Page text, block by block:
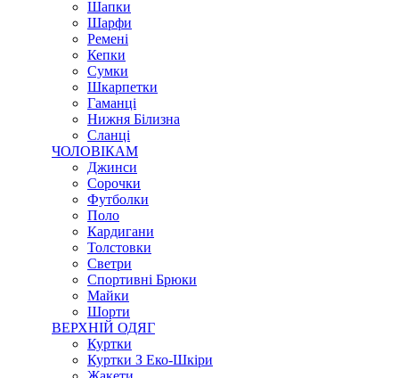
Шапки
Шарфи
Ремені
Кепки
Сумки
Шкарпетки
Гаманці
Нижня Білизна
Сланці
ЧОЛОВІКАМ
Джинси
Сорочки
Футболки
Поло
Кардигани
Толстовки
Светри
Спортивні Брюки
Майки
Шорти
ВЕРХНІЙ ОДЯГ
Куртки
Куртки З Еко-Шкіри